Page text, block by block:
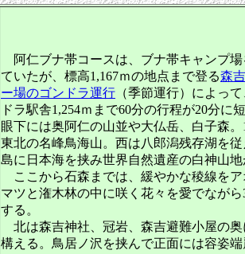
阿仁ブナ帯コースは、ブナ帯キャンプ
ていたが、標高1,167ｍの地点まで登る森
ー場のゴンドラ運行 （季節運行）によっ
ドラ駅舎1,254ｍまで60分の行程が20分に
眼下には奥阿仁の山並や大仏岳、白子森
東北の名峰鳥海山。西は八郎潟残存湖を
島に日本海を挟み世界自然遺産の白神山
ここから石森までは、緩やかな稜線を
マツと潅木林の中に咲く花々を愛でながら
する。
北は森吉神社、冠岩、森吉避難小屋の奥
構える。鳥居ノ沢を挟んで正面には容姿